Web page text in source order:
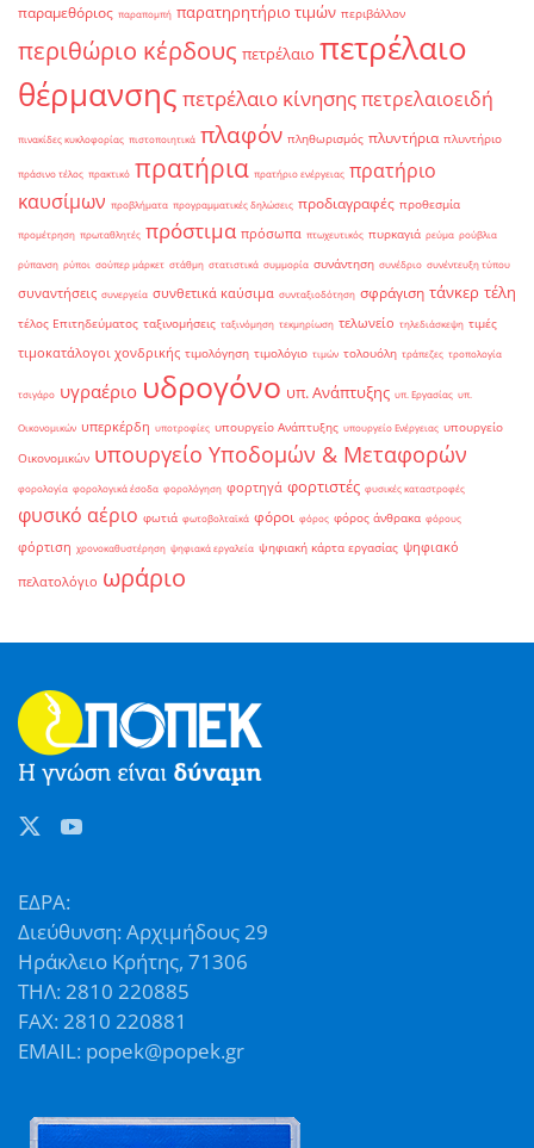
παραμεθόριος παραπομπή παρατηρητήριο τιμών περιβάλλον
περιθώριο κέρδους πετρέλαιο πετρέλαιο
θέρμανσης πετρέλαιο κίνησηςπετρελαιοειδή
πινακίδες κυκλοφορίας πιστοποιητικά πλαφόν πληθωρισμός πλυντήρια πλυντήριο
πράσινο τέλος πρακτικό πρατήρια πρατήριο ενέργειας πρατήριο
καυσίμων προβλήματα προγραμματικές δηλώσεις προδιαγραφές προθεσμία
προμέτρηση πρωταθλητές πρόστιμα πρόσωπα πτωχευτικός πυρκαγιά ρεύμα ρούβλια
ρύπανση ρύποι σούπερ μάρκετ στάθμη στατιστικά συμμορία συνάντηση συνέδριο συνέντευξη τύπου
συναντήσεις συνεργεία συνθετικά καύσιμα συνταξιοδότηση σφράγιση τάνκερ τέλη
τέλος Επιτηδεύματος ταξινομήσεις ταξινόμηση τεκμηρίωση τελωνείο τηλεδιάσκεψη τιμές
τιμοκατάλογοι χονδρικής τιμολόγηση τιμολόγιο τιμών τολουόλη τράπεζες τροπολογία
τσιγάρο υγραέριο υδρογόνο υπ. Ανάπτυξης υπ. Εργασίας υπ.
Οικονομικών υπερκέρδη υποτροφίες υπουργείο Ανάπτυξης υπουργείο Ενέργειας υπουργείο
Οικονομικών υπουργείο Υποδομών & Μεταφορών
φορολογία φορολογικά έσοδα φορολόγηση φορτηγά φορτιστές φυσικές καταστροφές
φυσικό αέριο φωτιά φωτοβολταϊκά φόροι φόρος φόρος άνθρακα φόρους
φόρτιση χρονοκαθυστέρηση ψηφιακά εργαλεία ψηφιακή κάρτα εργασίας ψηφιακό
πελατολόγιο ωράριο
ΕΔΡΑ:
Διεύθυνση: Αρχιμήδους 29
Ηράκλειο Κρήτης, 71306
ΤΗΛ: 2810 220885
FAX: 2810 220881
EMAIL: popek@popek.gr